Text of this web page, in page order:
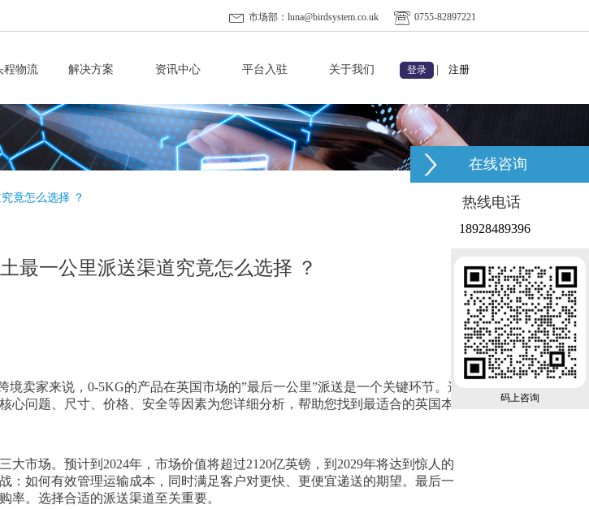
市场部：luna@birdsystem.co.uk 0755-82897221
程物流 解决方案 资讯中心 平台入驻 关于我们 登录 注册
竟怎么选择 ？
最一公里派送渠道究竟怎么选择 ？
卖家来说，0-5KG的产品在英国市场的”最后一公里”派送是一个关键环节。选
心问题、尺寸、价格、安全等因素为您详细分析，帮助您找到最适合的英国本
市场。预计到2024年，市场价值将超过2120亿英镑，到2029年将达到惊人的
：如何有效管理运输成本，同时满足客户对更快、更便宜递送的期望。最后一
率。选择合适的派送渠道至关重要。
在线咨询
热线电话
18928489396
码上咨询